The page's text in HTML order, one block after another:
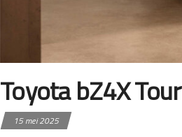
Toyota bZ4X
15 mei 2025